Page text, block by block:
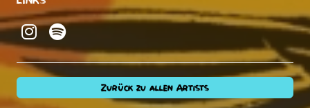
Zurück zu allen Artists